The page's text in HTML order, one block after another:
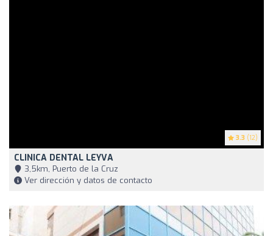
3.3 (12)
CLINICA DENTAL LEYVA
3,5km, Puerto de la Cruz
Ver dirección y datos de contacto